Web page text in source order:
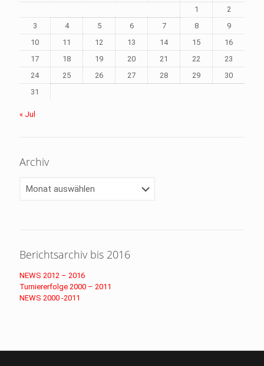
1
2
3
4 5 6 7 8
9
10
11 12 13 14 15
16
17
18 19 20 21 22
23
24
25 26 27 28 29
30
31
« Jul
Archiv
Berichtsarchiv bis 2016
NEWS 2012 – 2016
Turniererfolge 2000 – 2011
NEWS 2000 -2011